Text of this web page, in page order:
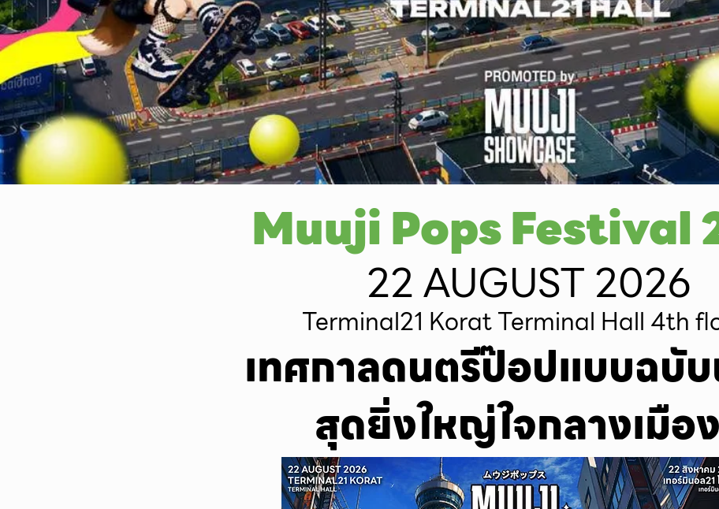
Muuji Pops Festival
22 AUGUST 2026
Terminal21 Korat Terminal Hall 4th
เทศกาลดนตรีป๊อปแบบฉบั
สุดยิ่งใหญ่ใจกลางเมือง